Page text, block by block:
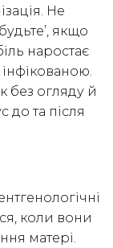
Не
якщо
наростає
без огляду й
до та після
коли вони
матері.